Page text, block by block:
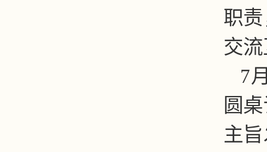
职
交
7
圆
主